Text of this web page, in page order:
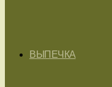
ВЫПЕЧКА